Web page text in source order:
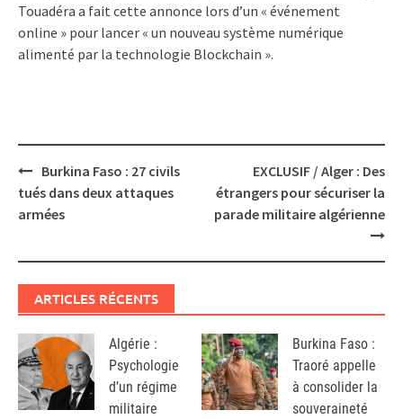
Touadéra a fait cette annonce lors d’un « événement
online » pour lancer « un nouveau système numérique
alimenté par la technologie Blockchain ».
Post
navigation
Burkina Faso : 27 civils
tués dans deux attaques
armées
EXCLUSIF / Alger : Des
étrangers pour sécuriser la
parade militaire algérienne
ARTICLES RÉCENTS
Algérie :
Psychologie
d’un régime
militaire
Burkina Faso :
Traoré appelle
à consolider la
souveraineté